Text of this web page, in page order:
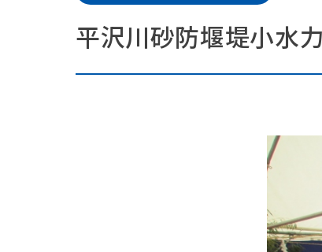
平沢川砂防堰堤小水